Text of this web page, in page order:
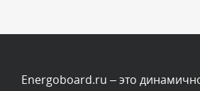
Energoboard.ru – это